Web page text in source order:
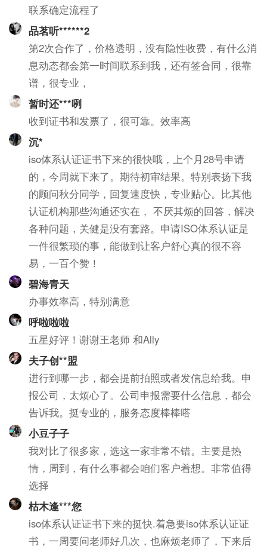
联系确定流程了
品茗听******2
第2次合作了，价格透明，没有隐性收费，有什么消
息动态都会第一时间联系到我，还有签合同，很靠
谱，很专业，
暂时还***咧
收到证书和发票了，很可靠。效率高
沉*
iso体系认证证书下来的很快哦，上个月28号申请
的，今周就下来了。期待初审结果。特别表扬下我
的顾问秋分同学，回复速度快，专业贴心。比其他
认证机构那些沟通还实在， 不厌其烦的回答，解决
各种问题，关健是没有套路。申请ISO体系认证是
一件很繁琐的事，能做到让客户舒心真的很不容
易，一百个赞！
碧海青天
办事效率高，特别满意
呼啦啦啦
五星好评！谢谢王老师 和Ally
夫子创**盟
进行到哪一步，都会提前拍照或者发信息给我。申
报公司，太烦心了。公司申报需要什么信息，都会
告诉我。挺专业的，服务态度棒棒嗒
小豆子子
我对比了很多家，选这一家非常不错。主要是热
情，周到，有什么事都会咱们客户着想。非常值得
选择
枯木逢***您
iso体系认证证书下来的挺快.着急要iso体系认证证
书，一周要问老师好几次，也麻烦老师了，下来后